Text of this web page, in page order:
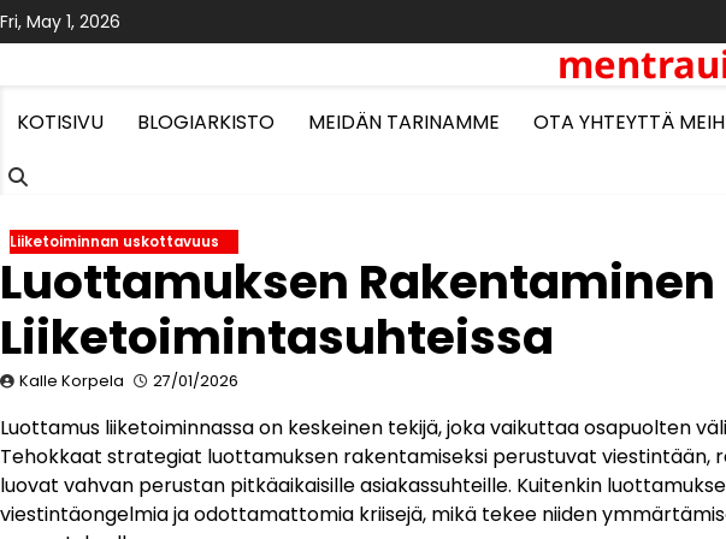
Skip
to
Fri, May 1, 2026
KOTISIVU BLOGIARKISTO MEIDÄN TARINAMME OTA YHTEYTTÄ
Liiketoiminnan uskottavuus
Luottamuksen
Liiketoimintasuhteissa
Kalle Korpela 27/01/2026
Luottamus liiketoiminnassa on keskeinen tekijä, joka vaikuttaa osapuolten
Tehokkaat strategiat luottamuksen rakentamiseksi perustuvat viestintään,
luovat vahvan perustan pitkäaikaisille asiakassuhteille. Kuitenkin
viestintäongelmia ja odottamattomia kriisejä, mikä tekee niiden